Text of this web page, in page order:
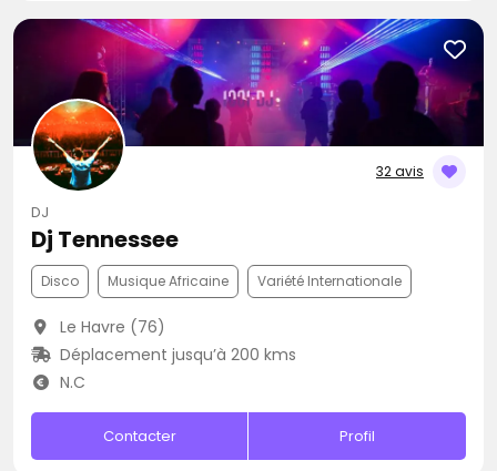
32 avis
DJ
Dj Tennessee
Disco Musique Africaine Variété Internationale
Le Havre (76)
Déplacement jusqu’à 200 kms
N.C
Contacter Profil